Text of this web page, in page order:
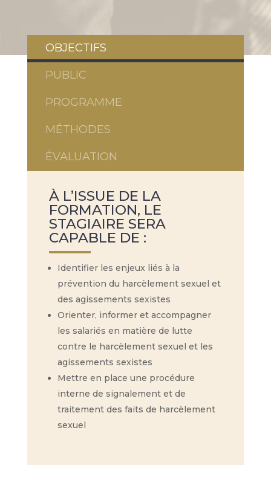
OBJECTIFS
PUBLIC
PROGRAMME
MÉTHODES
ÉVALUATION
À L’ISSUE DE LA
FORMATION, LE
STAGIAIRE SERA
CAPABLE DE :
Identifier les enjeux liés à la
prévention du harcèlement sexuel et
des agissements sexistes
Orienter, informer et accompagner
les salariés en matière de lutte
contre le harcèlement sexuel et les
agissements sexistes
Mettre en place une procédure
interne de signalement et de
traitement des faits de harcèlement
sexuel